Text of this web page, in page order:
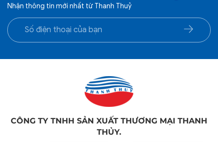
Nhận thông tin mới nhất từ Thanh Thuỷ
CÔNG TY TNHH SẢN XUẤT THƯƠNG MẠI THANH
THỦY.